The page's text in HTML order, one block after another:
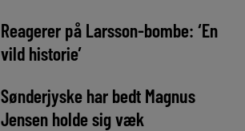
Reagerer på Larsson-bombe: ‘En
vild historie’
Sønderjyske har bedt Magnus
Jensen holde sig væk